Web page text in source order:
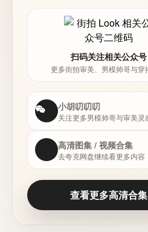
扫码关注相关公众号
更多街拍审美、男模帅哥与穿
小胡叨叨叨
关注更多男模帅哥与审美灵
高清图集 / 视频合集
去夸克网盘继续看更多内容
查看更多高清合集